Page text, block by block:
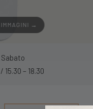
→
15.30 – 18.30